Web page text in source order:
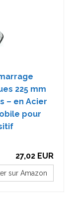
225 mm
– en Acier
pour
27,02 EUR
sur Amazon